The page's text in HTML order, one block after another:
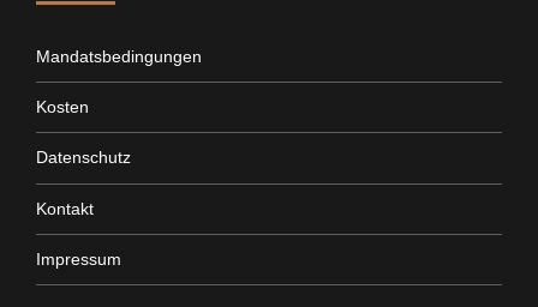
Mandatsbedingungen
Kosten
Datenschutz
Kontakt
Impressum